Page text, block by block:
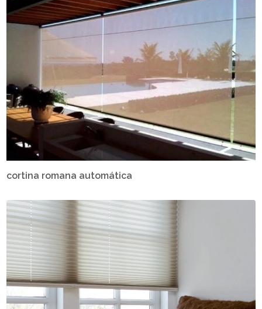
cortina romana automática